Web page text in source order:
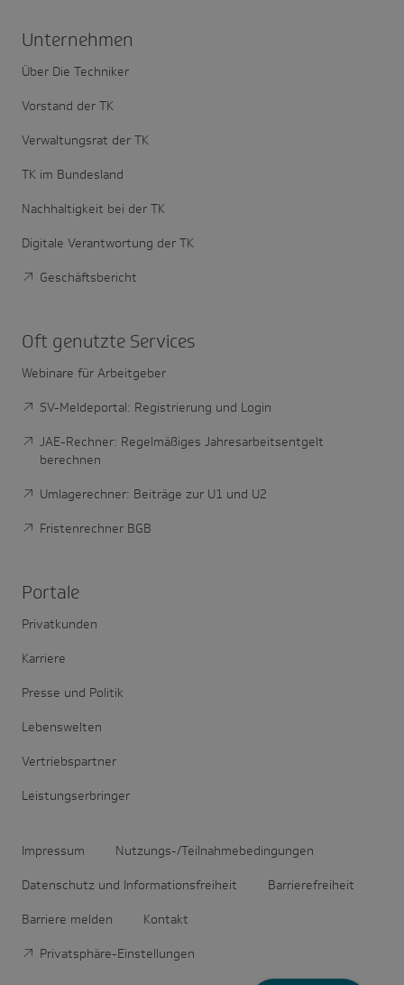
Unter­nehmen
Über Die Techniker
Vorstand der TK
Verwaltungsrat der TK
TK im Bundesland
Nachhaltigkeit bei der TK
Digitale Verantwortung der TK
Geschäftsbericht
Oft genutzte Services
Webinare für Arbeitgeber
SV-Meldeportal: Registrierung und Login
JAE-Rechner: Regelmäßiges Jahresarbeitsentgelt
berechnen
Umlagerechner: Beiträge zur U1 und U2
Fristenrechner BGB
Portale
Privatkunden
Karriere
Presse und Politik
Lebenswelten
Vertriebspartner
Leistungserbringer
Impressum Nutzungs-/Teilnahmebedingungen
Datenschutz und Informationsfreiheit Barrierefreiheit
Barriere melden Kontakt
Privatsphäre-Einstellungen